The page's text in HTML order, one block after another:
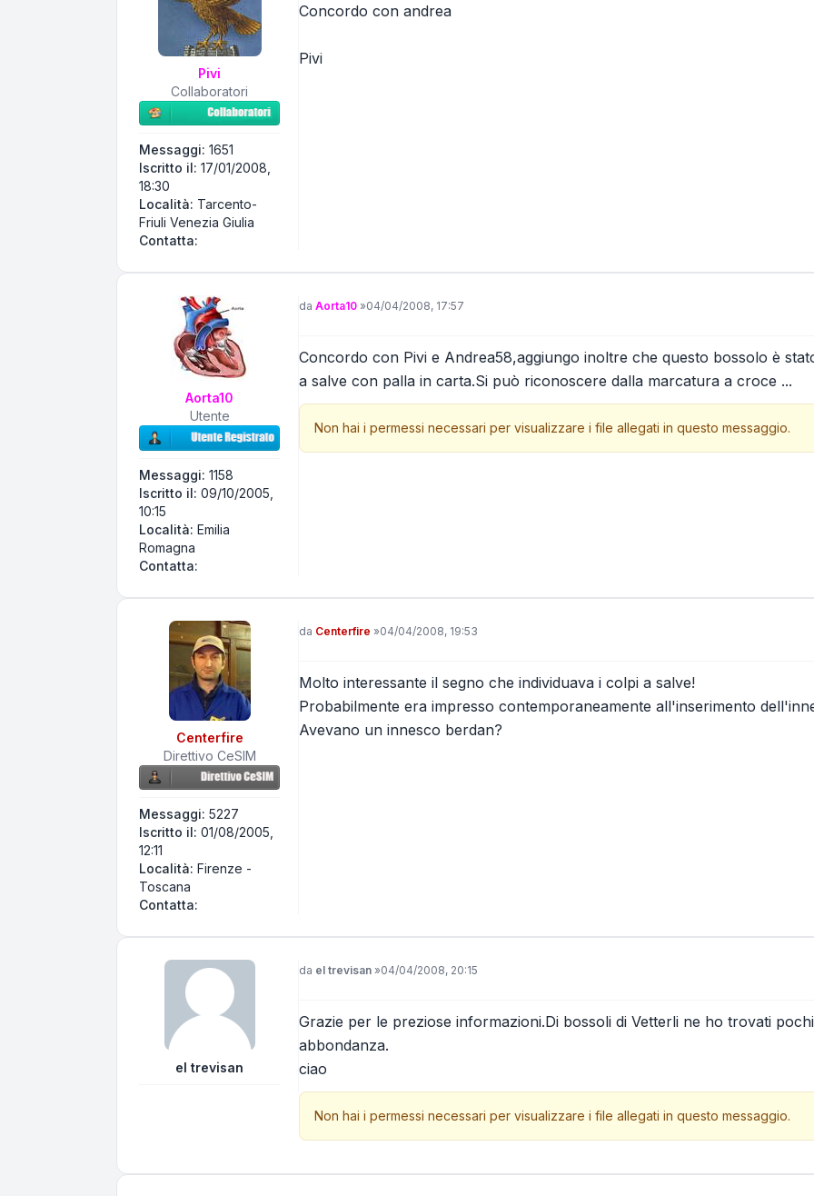
Pivi
Collaboratori
Messaggi: 1651
Iscritto il: 17/01/2008,
18:30
Località: Tarcento-
Friuli Venezia Giulia
Contatta:
Concordo con andrea
Pivi
Aorta10
Utente
Messaggi: 1158
Iscritto il: 09/10/2005,
10:15
Località: Emilia
Romagna
Contatta:
Messaggio
da Aorta10 »04/04/2008, 17:57
Concordo con Pivi e Andrea58,aggiungo inoltre che questo bossolo è
a salve con palla in carta.Si può riconoscere dalla marcatura a croce ...
Non hai i permessi necessari per visualizzare i file allegati in questo messaggio.
Centerfire
Direttivo CeSIM
Messaggi: 5227
Iscritto il: 01/08/2005,
12:11
Località: Firenze -
Toscana
Contatta:
Messaggio
da Centerfire »04/04/2008, 19:53
Molto interessante il segno che individuava i colpi a salve!
Probabilmente era impresso contemporaneamente all'inserimento
Avevano un innesco berdan?
el trevisan
Messaggio
da el trevisan »04/04/2008, 20:15
Grazie per le preziose informazioni.Di bossoli di Vetterli ne ho trovati
abbondanza.
ciao
Non hai i permessi necessari per visualizzare i file allegati in questo messaggio.